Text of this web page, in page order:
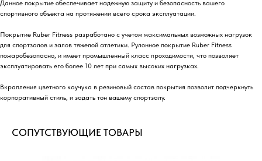
Данное покрытие обеспечивает надежную защиту и безопасность вашего
спортивного объекта на протяжении всего срока эксплуатации.
Покрытие Ruber Fitness разработано с учетом максимальных возможных нагрузок
для спортзалов и залов тяжелой атлетики. Рулонное покрытие Ruber Fitness
пожаробезопасно, и имеет промышленный класс проходимости, что позволяет
эксплуатировать его более 10 лет при самых высоких нагрузках.
Вкрапления цветного каучука в резиновый состав покрытия позволит подчеркнуть
корпоративный стиль, и задать тон вашему спортзалу.
СОПУТСТВУЮЩИЕ ТОВАРЫ
ДОСТАВИМ ТОВАРЫ В ЛЮБОЙ